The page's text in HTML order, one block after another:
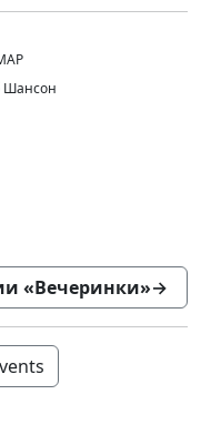
Шансон
«Вечеринки»→